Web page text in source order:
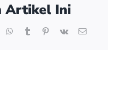
Artikel Ini
WhatsApp
TumblrPinterest
Vk Email